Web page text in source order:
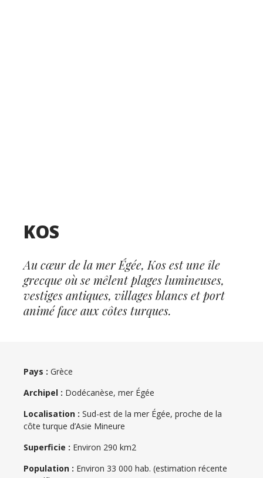
KOS
Au cœur de la mer Égée, Kos est une île
grecque où se mêlent plages lumineuses,
vestiges antiques, villages blancs et port
animé face aux côtes turques.
Pays : Grèce
Archipel : Dodécanèse, mer Égée
Localisation : Sud-est de la mer Égée, proche de la
côte turque d’Asie Mineure
Superficie : Environ 290 km2
Population : Environ 33 000 hab. (estimation récente